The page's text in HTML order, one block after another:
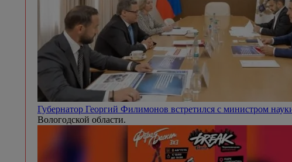
Губернатор Георгий Филимонов встретился с министром
Вологодской области.